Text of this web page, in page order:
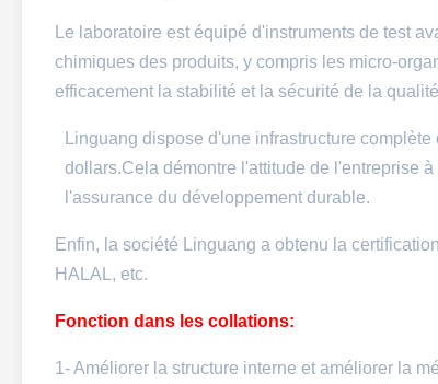
Le laboratoire est équipé d'instruments de test
chimiques des produits, y compris les micro-
efficacement la stabilité et la sécurité de la
Linguang dispose d'une infrastructure
dollars.Cela démontre l'attitude de l'entreprise
l'assurance du développement durable.
Enfin, la société Linguang a obtenu la
HALAL, etc.
Fonction dans les collations:
1- Améliorer la structure interne et améliorer la